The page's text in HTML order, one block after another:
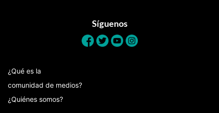
Síguenos
¿Qué es la
comunidad de medios?
¿Quiénes somos?